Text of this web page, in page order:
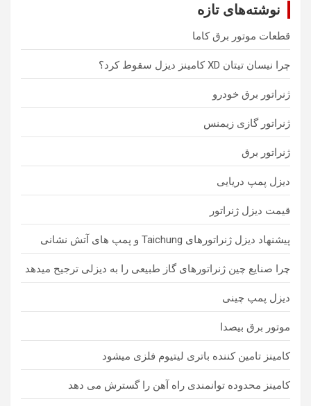
نوشته‌های تازه
قطعات موتور برق کاما
چرا نیسان تیتان XD کامینز دیزل سقوط کرد؟
ژنراتور برق خودرو
ژنراتور گازی زیمنس
ژنراتور برق
دیزل پمپ دریایی
قیمت دیزل ژنراتور
پیشنهاد دیزل ژنراتورهای Taichung و پمپ های آتش نشانی
چرا صنایع چین ژنراتورهای گاز طبیعی را به دیزلی ترجیح میدهد
دیزل پمپ چینی
موتور برق بیصدا
کامینز تامین کننده باتری لیتیوم فلزی میشود
کامینز محدوده توانمندی راه آهن را گسترش می دهد